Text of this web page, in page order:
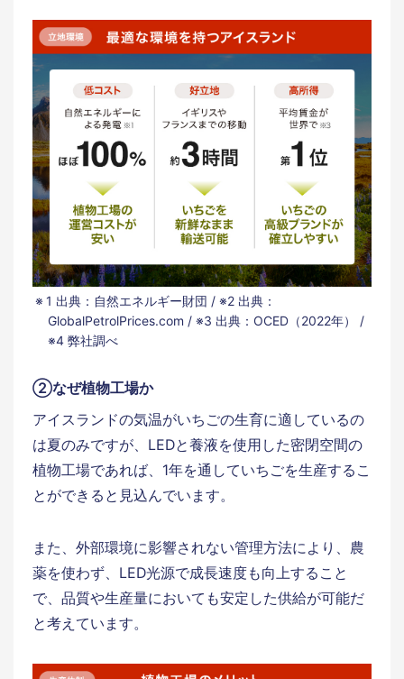
1 出典：自然エネルギー財団 / ※2 出典：
GlobalPetrolPrices.com / ※3 出典：OCED（2022年） /
※4 弊社調べ
②なぜ植物工場か
アイスランドの気温がいちごの生育に適しているの
は夏のみですが、LEDと養液を使用した密閉空間の
植物工場であれば、1年を通していちごを生産するこ
とができると見込んでいます。
また、外部環境に影響されない管理方法により、農
薬を使わず、LED光源で成長速度も向上すること
で、品質や生産量においても安定した供給が可能だ
と考えています。